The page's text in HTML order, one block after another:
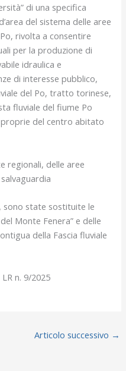
di una specifica
del sistema delle aree
rivolta a consentire
per la produzione di
idraulica e
di interesse pubblico,
del Po, tratto torinese,
fluviale del fiume Po
del centro abitato
regionali, delle aree
sono state sostituite le
Monte Fenera” e delle
della Fascia fluviale
n. 9/2025
Articolo successivo →